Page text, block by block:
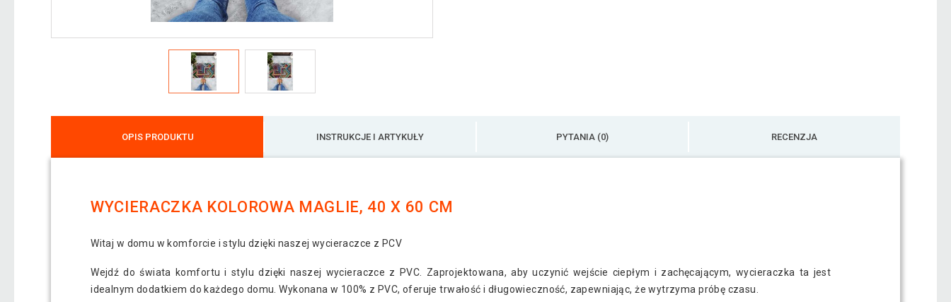
OPIS PRODUKTU INSTRUKCJE I ARTYKUŁY PYTANIA (0) RECENZJA
WYCIERACZKA KOLOROWA MAGLIE, 40 X 60 CM
Witaj w domu w komforcie i stylu dzięki naszej wycieraczce z PCV
Wejdź do świata komfortu i stylu dzięki naszej wycieraczce z PVC. Zaprojektowana, aby uczynić wejście ciepłym i zachęcającym, wycieraczka ta jest
idealnym dodatkiem do każdego domu. Wykonana w 100% z PVC, oferuje trwałość i długowieczność, zapewniając, że wytrzyma próbę czasu.